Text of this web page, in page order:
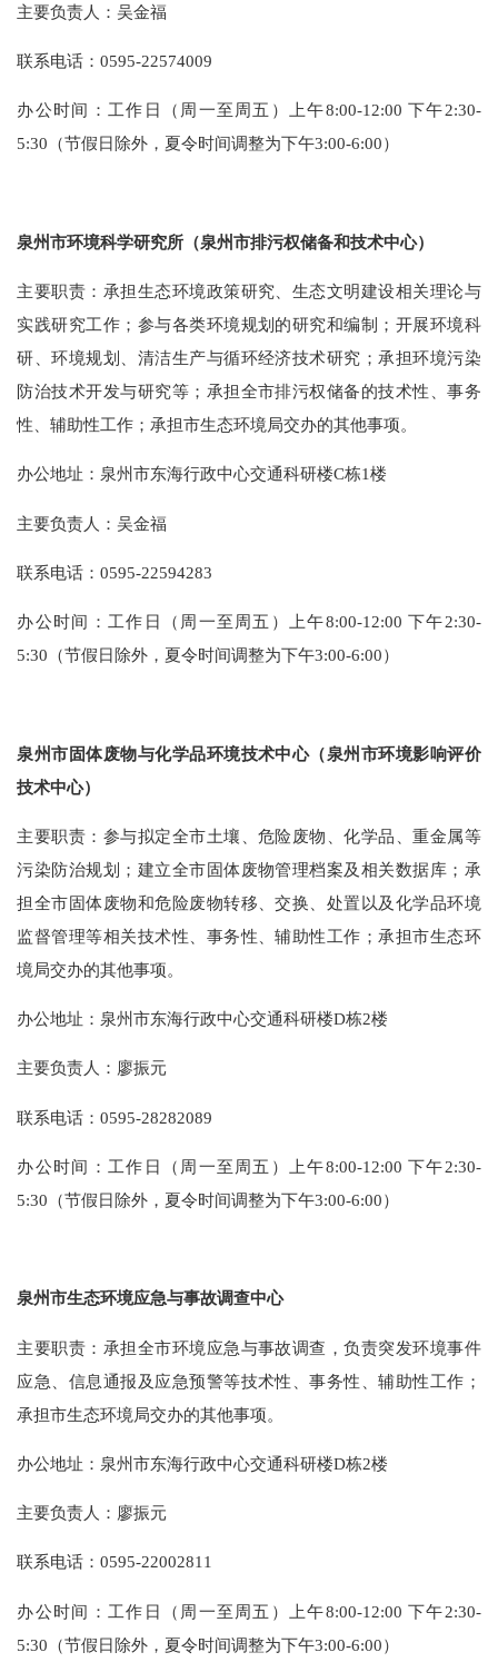
主要负责人：吴金福
联系电话：0595-22574009
办公时间：工作日（周一至周五）上午8:00-12:00 下午2:30-
5:30（节假日除外，夏令时间调整为下午3:00-6:00）
泉州市环境科学研究所（泉州市排污权储备和技术中心）
主要职责： 承担生态环境政策研究、生态文明建设相关理论与
实践研究工作； 参与各类环境规划的研究和编制； 开展环境科
研、环境规划、清洁生产与循环经济技术研究； 承担环境污染
防治技术开发与研究等； 承担全市排污权储备的技术性、事务
性、辅助性工作； 承担市生态环境局交办的其他事项。
办公地址： 泉州市东海行政中心交通科研楼C栋1楼
主要负责人：吴金福
联系电话：0595-22594283
办公时间：工作日（周一至周五）上午8:00-12:00 下午2:30-
5:30（节假日除外，夏令时间调整为下午3:00-6:00）
泉州市固体废物与化学品环境技术中心（泉州市环境影响评价
技术中心）
主要职责：参与拟定全市土壤、危险废物、化学品、重金属等
污染防治规划；建立全市固体废物管理档案及相关数据库；承
担全市固体废物和危险废物转移、交换、处置以及化学品环境
监督管理等相关技术性、事务性、辅助性工作；承担市生态环
境局交办的其他事项。
办公地址：泉州市东海行政中心交通科研楼D栋2楼
主要负责人： 廖振元
联系电话：0595-28282089
办公时间：工作日（周一至周五）上午8:00-12:00 下午2:30-
5:30（节假日除外，夏令时间调整为下午3:00-6:00）
泉州市生态环境应急与事故调查中心
主要职责：承担全市环境应急与事故调查，负责突发环境事件
应急、信息通报及应急预警等技术性、事务性、辅助性工作；
承担市生态环境局交办的其他事项。
办公地址：泉州市东海行政中心交通科研楼D栋2楼
主要负责人： 廖振元
联系电话：0595-22002811
办公时间：工作日（周一至周五）上午8:00-12:00 下午2:30-
5:30（节假日除外，夏令时间调整为下午3:00-6:00）